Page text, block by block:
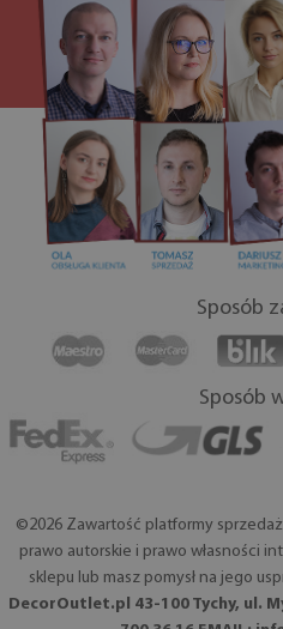
Sposób
Sposób
©2026 Zawartość platformy
prawo autorskie i prawo własności
sklepu lub masz pomysł na jego
DecorOutlet.pl 43-100 Tychy, ul.